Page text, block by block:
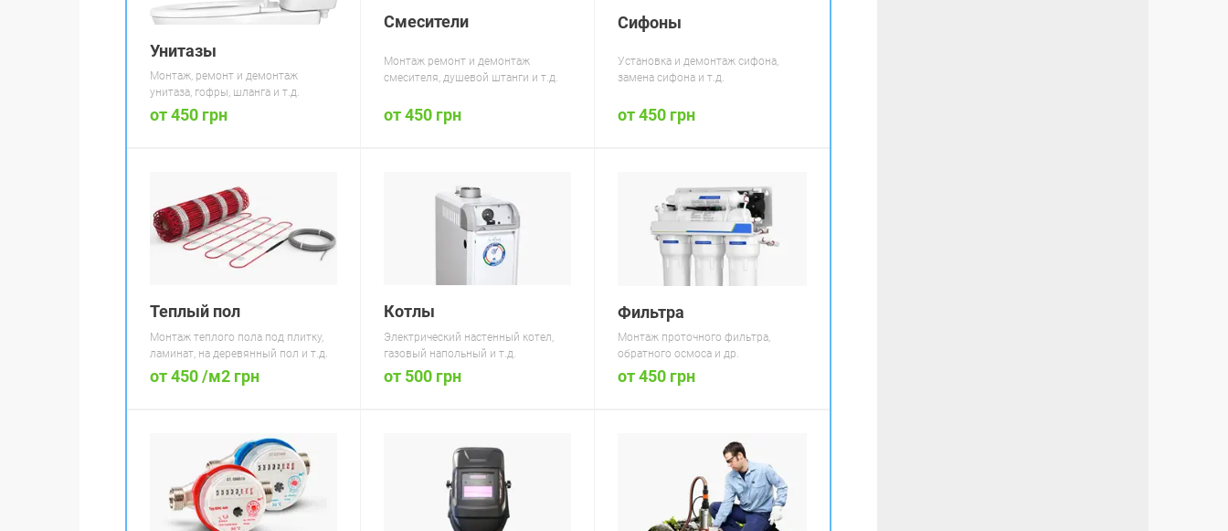
Унитазы
Монтаж, ремонт и демонтаж
унитаза, гофры, шланга и т.д.
от 450 грн
Смесители
Монтаж ремонт и демонтаж
смесителя, душевой штанги и т.д.
от 450 грн
Сифоны
Установка и демонтаж сифона,
замена сифона и т.д.
от 450 грн
Теплый пол
Монтаж теплого пола под плитку,
ламинат, на деревянный пол и т.д.
от 450 /м2 грн
Котлы
Электрический настенный котел,
газовый напольный и т.д.
от 500 грн
Фильтра
Монтаж проточного фильтра,
обратного осмоса и др.
от 450 грн